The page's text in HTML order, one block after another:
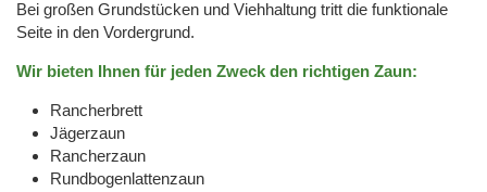
Bei großen Grundstücken und Viehhaltung tritt die funktionale
Seite in den Vordergrund.
Wir bieten Ihnen für jeden Zweck den richtigen Zaun:
Rancherbrett
Jägerzaun
Rancherzaun
Rundbogenlattenzaun